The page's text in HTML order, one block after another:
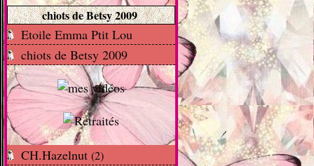
chiots de Betsy 2009
Etoile Emma Ptit Lou
chiots de Betsy 2009
CH.Hazelnut (2)